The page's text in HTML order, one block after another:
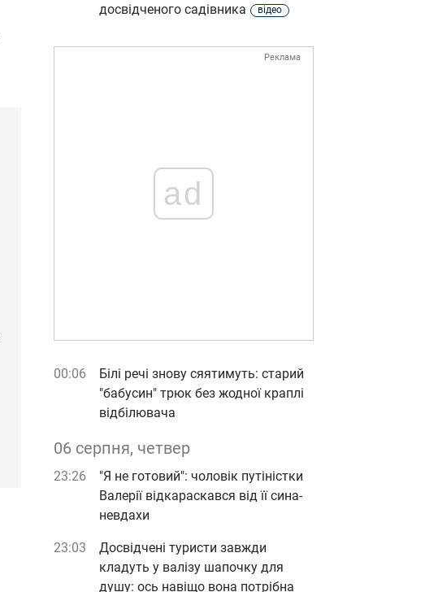
досвідченого садівника
відео
Реклама
ad
00:06
Білі речі знову сяятимуть: старий
"бабусин" трюк без жодної краплі
відбілювача
06 серпня, четвер
23:26
"Я не готовий": чоловік путіністки
Валерії відкараскався від її сина-
невдахи
23:03
Досвідчені туристи завжди
кладуть у валізу шапочку для
душу: ось навіщо вона потрібна